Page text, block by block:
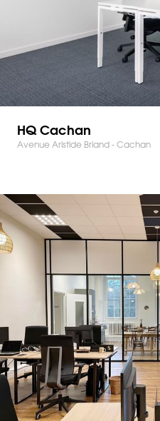
HQ Cachan
Avenue Aristide Briand - Cachan